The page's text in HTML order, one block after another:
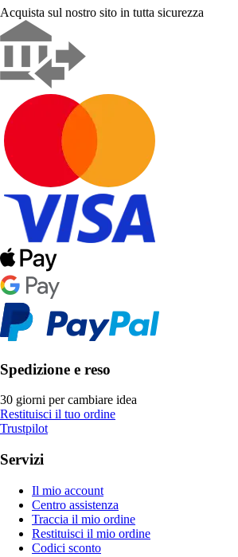
Acquista sul nostro sito in tutta sicurezza
Spedizione e reso
30 giorni per cambiare idea
Restituisci il tuo ordine
Trustpilot
Servizi
Il mio account
Centro assistenza
Traccia il mio ordine
Restituisci il mio ordine
Codici sconto